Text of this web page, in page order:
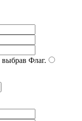
выбрав Флаг.